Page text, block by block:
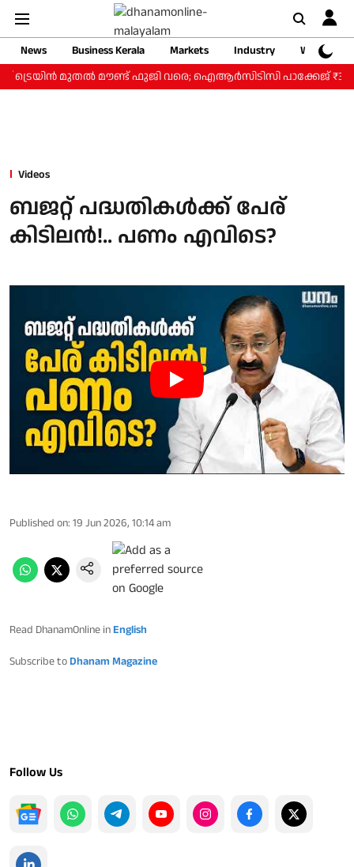
News Business Kerala Markets Industry
Web
ട്രെയിന്‍ മുതല്‍ മൗണ്ട് ഫുജി വരെ; ഐആര്‍സിടിസി പാക്കേജ്
Videos
ബജറ്റ് പദ്ധതികള്‍ക്ക് പേര്
കിടിലന്‍!.. പണം എവിടെ?
Published on: 19 Jun 2026, 10:14 am
Read DhanamOnline in English
Subscribe to Dhanam Magazine
Follow Us